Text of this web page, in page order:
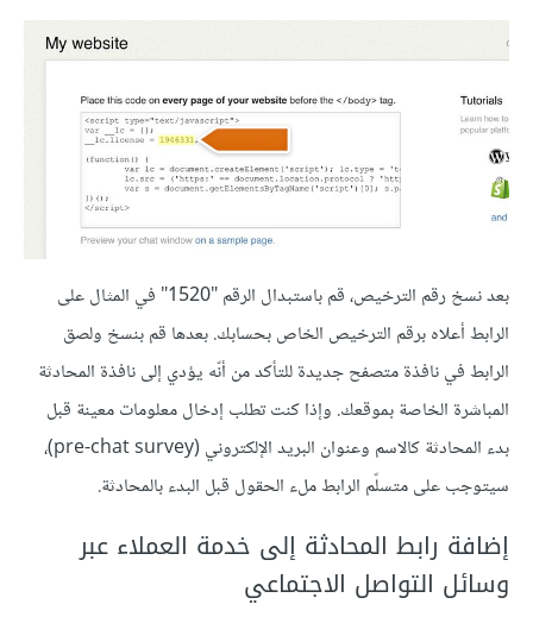
بعد نسخ رقم الترخيص، قم باستبدال الرقم "1520" في المثال على
الرابط أعلاه برقم الترخيص الخاص بحسابك. بعدها قم بنسخ ولصق
الرابط في نافذة متصفح جديدة للتأكد من أنّه يؤدي إلى نافذة المحادثة
المباشرة الخاصة بموقعك. وإذا كنت تطلب إدخال معلومات معينة قبل
بدء المحادثة كالاسم وعنوان البريد الإلكتروني (pre-chat survey)،
سيتوجب على متسلّم الرابط ملء الحقول قبل البدء بالمحادثة.
إضافة رابط المحادثة إلى خدمة العملاء عبر
وسائل التواصل الاجتماعي